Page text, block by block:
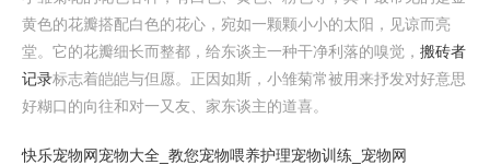
黄色的花瓣搭配白色的花心，宛如一颗颗小小的太阳，见谅而亮
堂。它的花瓣细长而整都，给东谈主一种干净利落的嗅觉， 搬砖者
记录标志着皑皑与但愿。正因如斯，小雏菊常被用来抒发对好意思
好糊口的向往和对一又友、家东谈主的道喜。
快乐宠物网宠物大全_教您宠物喂养护理宠物训练_宠物网